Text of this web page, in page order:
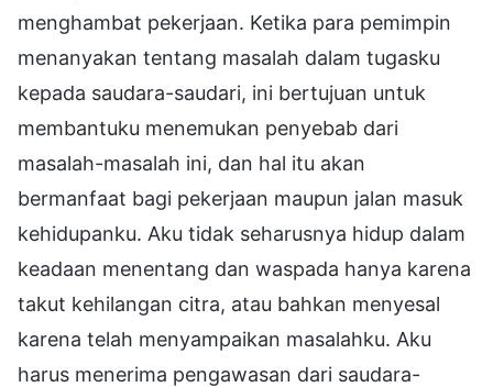
menghambat pekerjaan. Ketika para pemimpin
menanyakan tentang masalah dalam tugasku
kepada saudara-saudari, ini bertujuan untuk
membantuku menemukan penyebab dari
masalah-masalah ini, dan hal itu akan
bermanfaat bagi pekerjaan maupun jalan masuk
kehidupanku. Aku tidak seharusnya hidup dalam
keadaan menentang dan waspada hanya karena
takut kehilangan citra, atau bahkan menyesal
karena telah menyampaikan masalahku. Aku
harus menerima pengawasan dari saudara-